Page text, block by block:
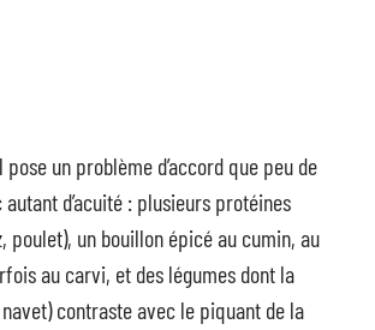
un problème d’accord que peu de
d’acuité : plusieurs protéines
poulet), un bouillon épicé au cumin, au
au carvi, et des légumes dont la
contraste avec le piquant de la